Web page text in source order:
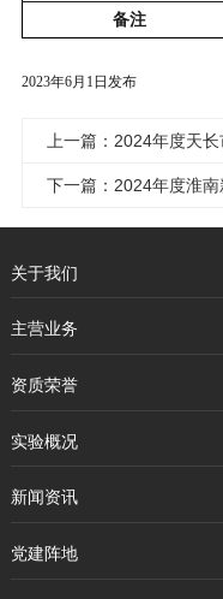
备注
2023年6月 1 日发布
关于我们
主营业务
资质荣誉
实验概况
新闻资讯
党建阵地